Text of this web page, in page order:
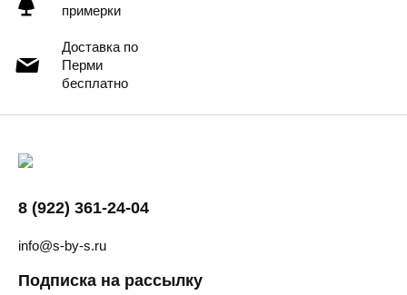
примерки
Доставка по
Перми
бесплатно
8 (922) 361-24-04
info@s-by-s.ru
Подписка на рассылку